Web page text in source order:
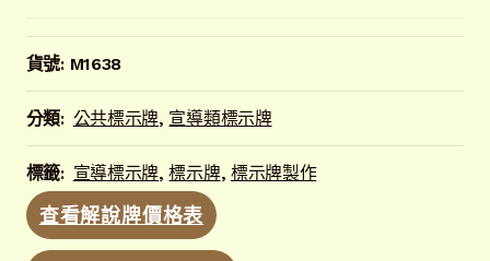
貨號: M1638
分類: 公共標示牌, 宣導類標示牌
標籤: 宣導標示牌,標示牌, 標示牌製作
查看解說牌價格表